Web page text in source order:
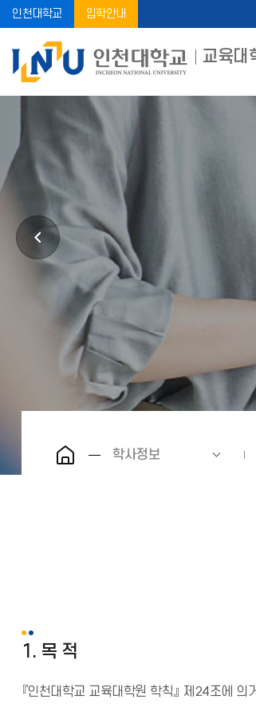
인천대학교 입학안내
교육대
학사정보
1. 목 적
『인천대학교 교육대학원 학칙』 제24조에